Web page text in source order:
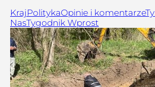
Kraj PolitykaOpinie i komentarze
NasTygodnik Wprost